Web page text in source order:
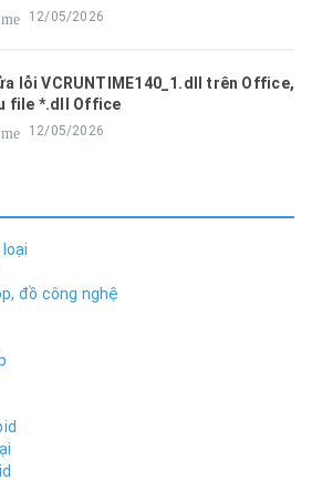
12/05/2026
lỗi VCRUNTIME140_1.dll trên Office,
file *.dll Office
12/05/2026
đồ công nghệ